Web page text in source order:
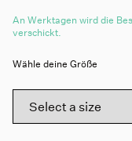
An Werktagen wird die
verschickt.
Wähle deine Größe